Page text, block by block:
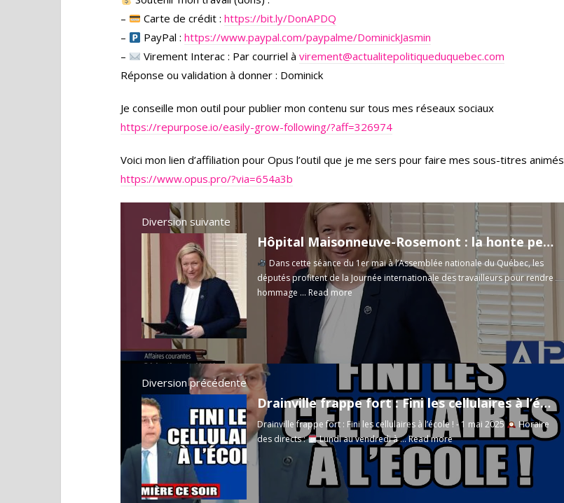
–
Carte de crédit :https://bit.ly/DonAPDQ
–
PayPal :https://www.paypal.com/paypalme/DominickJasmin
–
Virement Interac : Par courriel àvirement@actualitepolitiqueduquebec.com
Réponse ou validation à donner : Dominick
Je conseille mon outil pour publier mon contenu sur tous mes réseaux sociaux
https://repurpose.io/easily-grow-following/?aff=326974
Voici mon lien d’affiliation pour Opus l’outil que je me sers pour faire mes sous-titres animés
https://www.opus.pro/?via=654a3b
Diversion suivante
Hôpital Maisonneuve-Rosemont : la honte persiste ! - Séance de l'assemblée Nationale - 1 mai 2025 -
Dans cette séance du 1er mai à l’Assemblée nationale du Québec, les
députés profitent de la Journée internationale des travailleurs pour rendre
hommage ... Read more
Diversion précédente
Drainville frappe fort : Fini les cellulaires à l’école ! - 1 mai 2025
Drainville frappe fort : Fini les cellulaires à l’école ! - 1 mai 2025
Horaire
des directs :
Lundi au vendredi à ...Read more